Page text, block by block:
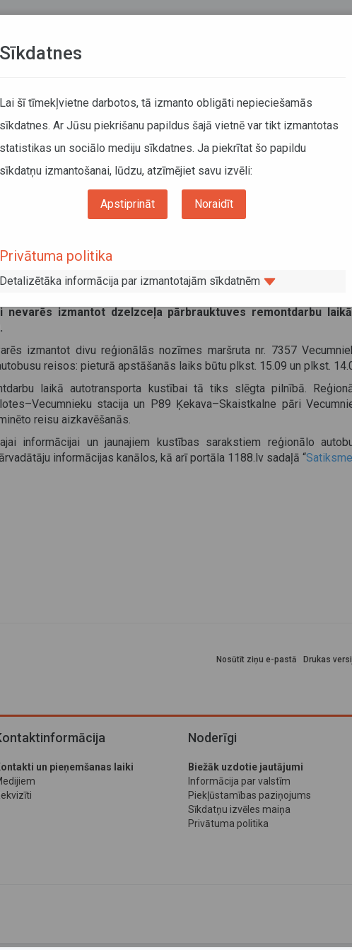
nevarēs izmantot dzelzceļa pārbrauktuves remonta laikā
“Šarlotes” nevarēs izmantot dzelzceļa
kas atrodas Bauskas novada Vecumnieku pagastā uz autoceļa
nevarēs izmantot dzelzceļa pārbrauktuves remontdarbu
izmantot divu reģionālās nozīmes maršruta nr. 7357
reisos: pieturā apstāšanās laiks būtu plkst. 15.09 un plkst.
laikā autotransporta kustībai tā tiks slēgta pilnībā.
stacija un P89 Ķekava–Skaistkalne pāri
reisu aizkavēšanās.
informācijai un jaunajiem kustības sarakstiem reģionālo
informācijas kanālos, kā arī portāla 1188.lv sadaļā “Satiksme
Drukas
Nosūtīt ziņu e-pastā
un pieņemšanas laiki
Noderīgi
Biežāk uzdotie jautājumi
Informācija par valstīm
Piekļūstamības paziņojums
Sīkdatņu izvēles maiņa
Privātuma politika
Sīkdatnes
Lai šī tīmekļvietne darbotos, tā izmanto obligāti nepieciešamās
sīkdatnes. Ar Jūsu piekrišanu papildus šajā vietnē var tikt izmantotas
statistikas un sociālo mediju sīkdatnes. Ja piekrītat šo papildu
sīkdatņu izmantošanai, lūdzu, atzīmējiet savu izvēli:
Apstiprināt Noraidīt
Privātuma politika
Detalizētāka informācija par izmantotajām sīkdatnēm